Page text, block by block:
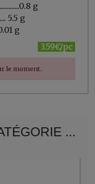
g
5.5 g
0.01 g
3.59€/pc
le moment.
...